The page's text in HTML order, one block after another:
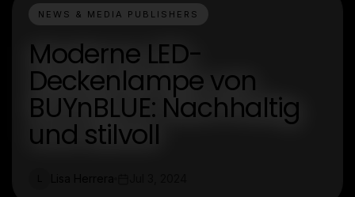
NEWS & MEDIA PUBLISHERS
Moderne LED-
Deckenlampe von
BUYnBLUE: Nachhaltig
und stilvoll